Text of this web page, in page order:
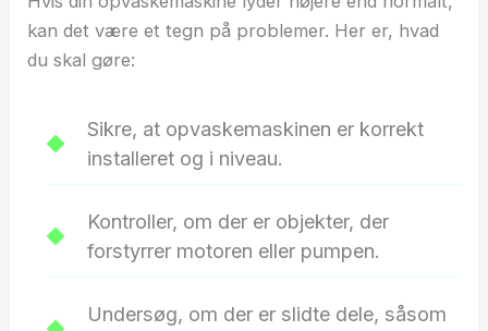
kan det være et tegn på problemer. Her er, hvad
du skal gøre:
Sikre, at opvaskemaskinen er korrekt
installeret og i niveau.
Kontroller, om der er objekter, der
forstyrrer motoren eller pumpen.
Undersøg, om der er slidte dele, såsom